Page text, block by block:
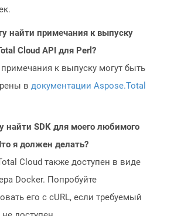
найти примечания к выпуску
Cloud API для Perl?
к выпуску могут быть
в документации Aspose.Total
найти SDK для моего любимого
я должен делать?
Cloud также доступен в виде
Docker. Попробуйте
его с cURL, если требуемый